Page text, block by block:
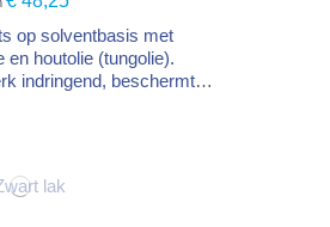
op solventbasis met
en houtolie (tungolie).
indringend, beschermt
alkydbeits, filmvormend
12 u, overschilderbaar...